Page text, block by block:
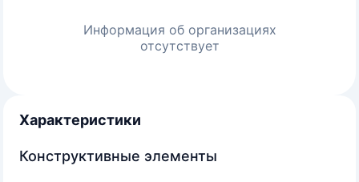
Информация об организациях
отсутствует
Характеристики
Конструктивные элементы